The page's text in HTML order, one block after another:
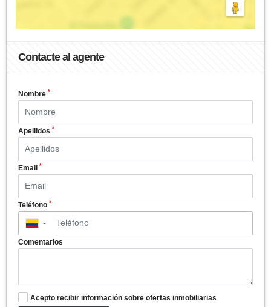
Contacte al agente
Nombre *
Apellidos *
Email *
Teléfono *
▼
Comentarios
Acepto recibir información sobre ofertas inmobiliarias